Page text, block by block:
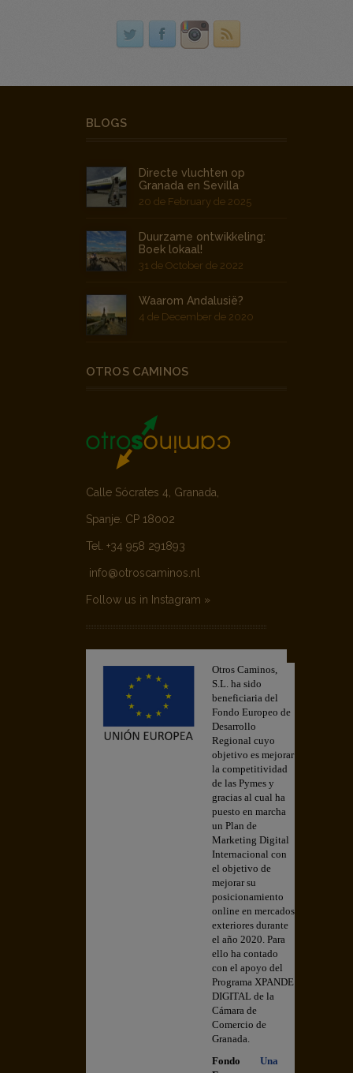
BLOGS
Directe vluchten op
Granada en Sevilla
20 de February de 2025
Duurzame ontwikkeling:
Boek lokaal!
31 de October de 2022
Waarom Andalusië?
4 de December de 2020
OTROS CAMINOS
Calle Sócrates 4, Granada,
Spanje. CP 18002
Tel. +34 958 291893
info@otroscaminos.nl
Follow us in Instagram »
Otros Caminos,
S.L. ha sido
beneficiaria del
Fondo Europeo de
Desarrollo
Regional cuyo
objetivo es mejorar
la competitividad
de las Pymes y
gracias al cual ha
puesto en marcha
un Plan de
Marketing Digital
Internacional con
el objetivo de
mejorar su
posicionamiento
online en mercados
exteriores durante
el año 2020. Para
ello ha contado
con el apoyo del
Programa XPANDE
DIGITAL de la
Cámara de
Comercio de
Granada.
Una
Fondo